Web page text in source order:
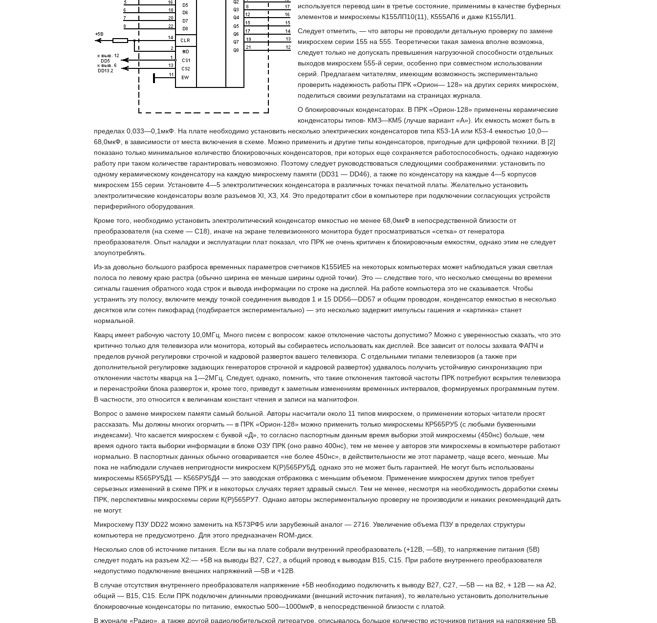
используется перевод шин в третье состояние, применимы в качестве буферных
элементов и микросхемы К155ЛП10(11), К555АП6 и даже К155ЛИ1.
Следует отметить, — что авторы не проводили детальную проверку по замене
микросхем серии 155 на 555. Теоретически такая замена вполне возможна,
следует только не допускать превышения нагрузочной способности отдельных
выходов микросхем 555-й серии, особенно при совместном использовании
серий. Предлагаем читателям, имеющим возможность экспериментально
проверить надежность работы ПРК «Орион— 128» на других сериях микросхем,
поделиться своими результатами на страницах журнала.
О блокировочных конденсаторах. В ПРК «Орион-128» применены керамические
конденсаторы типов- КМЗ—КМ5 (лучше вариант «А»). Их емкость может быть в
пределах 0,033—0,1мкФ. На плате необходимо установить несколько электрических конденсаторов типа К53-1А или К53-4 емкостью 10,0—
68,0мкФ, в зависимости от места включения в схеме. Можно применить и другие типы конденсаторов, пригодные для цифровой техники. В [2]
показано только минимальное количество блокировочных конденсаторов, при которых еще сохраняется работоспособность, однако надежную
работу при таком количестве гарантировать невозможно. Поэтому следует руководствоваться следующими соображениями: установить по
одному керамическому конденсатору на каждую микросхему памяти (DD31 — DD46), а также по конденсатору на каждые 4—5 корпусов
микросхем 155 серии. Установите 4—5 электролитических конденсатора в различных точках печатной платы. Желательно установить
электролитические конденсаторы возле разъемов XI, ХЗ, Х4. Это предотвратит сбои в компьютере при подключении согласующих устройств
периферийного оборудования.
Кроме того, необходимо установить электролитический конденсатор емкостью не менее 68,0мкФ в непосредственной близости от
преобразователя (на схеме — С18), иначе на экране телевизионного монитора будет просматриваться «сетка» от генератора
преобразователя. Опыт наладки и эксплуатации плат показал, что ПРК не очень критичен к блокировочным емкостям, однако этим не следует
злоупотреблять.
Из-за довольно большого разброса временных параметров счетчиков К155ИЕ5 на некоторых компьютерах может наблюдаться узкая светлая
полоса по левому краю растра (обычно ширина ее меньше ширины одной точки). Это — следствие того, что несколько смещены во времени
сигналы гашения обратного хода строк и вывода информации по строке на дисплей. На работе компьютера это не сказывается. Чтобы
устранить эту полосу, включите между точкой соединения выводов 1 и 15 DD56—DD57 и общим проводом, конденсатор емкостью в несколько
десятков или сотен пикофарад (подбирается экспериментально) — это несколько задержит импульсы гашения и «картинка» станет
нормальной.
Кварц имеет рабочую частоту 10,0МГц. Много писем с вопросом: какое отклонение частоты допустимо? Можно с уверенностью сказать, что это
критично только для телевизора или монитора, который вы собираетесь использовать как дисплей. Все зависит от полосы захвата ФАПЧ и
пределов ручной регулировки строчной и кадровой разверток вашего телевизора. С отдельными типами телевизоров (а также при
дополнительной регулировке задающих генераторов строчной и кадровой разверток) удавалось получить устойчивую синхронизацию при
отклонении частоты кварца на 1—2МГц. Следует, однако, помнить, что такие отклонения тактовой частоты ПРК потребуют вскрытия телевизора
и перенастройки блока разверток и, кроме того, приведут к заметным изменениям временных интервалов, формируемых программным путем.
В частности, это относится к величинам констант чтения и записи на магнитофон.
Вопрос о замене микросхем памяти самый больной. Авторы насчитали около 11 типов микросхем, о применении которых читатели просят
рассказать. Мы должны многих огорчить — в ПРК «Орион-128» можно применить только микросхемы КР565РУ5 (с любыми буквенными
индексами). Что касается микросхем с буквой «Д», то согласно паспортным данным время выборки этой микросхемы (450нс) больше, чем
время одного такта выборки информации в блоке ОЗУ ПРК (оно равно 400нс), тем не менее у авторов эти микросхемы в компьютере работают
нормально. В паспортных данных обычно оговаривается «не более 450нс», в действительности же этот параметр, чаще всего, меньше. Мы
пока не наблюдали случаев непригодности микросхем К(Р)565РУ5Д, однако это не может быть гарантией. Не могут быть использованы
микросхемы К565РУ5Д1 — К565РУ5Д4 — это заводская отбраковка с меньшим объемом. Применение микросхем других типов требует
серьезных изменений в схеме ПРК и в некоторых случаях теряет здравый смысл. Тем не менее, несмотря на необходимость доработки схемы
ПРК, перспективны микросхемы серии К(Р)565РУ7. Однако авторы экспериментальную проверку не производили и никаких рекомендаций дать
не могут.
Микросхему ПЗУ DD22 можно заменить на К573РФ5 или зарубежный аналог — 2716. Увеличение объема ПЗУ в пределах структуры
компьютера не предусмотрено. Для этого предназначен ROM-диск.
Несколько слов об источнике питания. Если вы на плате собрали внутренний преобразователь (+12В, —5В), то напряжение питания (5В)
следует подать на разъем Х2:— +5В на выводы В27, С27, а общий провод к выводам В15, С15. При работе внутреннего преобразователя
недопустимо подключение внешних напряжений —5В и +12В.
В случае отсутствия внутреннего преобразователя напряжение +5В необходимо подключить к выводу В27, С27, —5В — на В2, + 12В — на А2,
общий — В15, С15. Если ПРК подключен длинными проводниками (внешний источник питания), то желательно установить дополнительные
блокировочные конденсаторы по питанию, емкостью 500—1000мкФ, в непосредственной близости с платой.
В журнале «Радио», а также другой радиолюбительской литературе, описывалось большое количество источников питания на напряжение 5В.